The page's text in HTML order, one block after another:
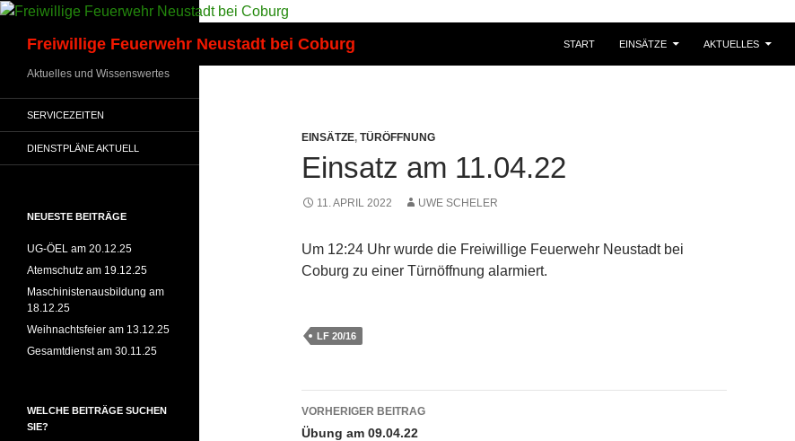
Zum
springenFreiwillige Feuerwehr Neustadt bei Coburg START EINSÄTZE AKTUELLES
EINSÄTZE, TÜRÖFFNUNG
Einsatz am 11.04.22
11. APRIL 2022 UWE SCHELER
Um 12:24 Uhr wurde die Freiwillige Feuerwehr Neustadt bei
Coburg zu einer Türnöffnung alarmiert.
LF 20/16
Beitragsnavigation
VORHERIGER BEITRAG
Übung am 09.04.22
Aktuelles und Wissenswertes
SERVICEZEITEN
DIENSTPLÄNE AKTUELL
NEUESTE BEITRÄGE
UG-ÖEL am 20.12.25
Atemschutz am 19.12.25
Maschinistenausbildung am
18.12.25
Weihnachtsfeier am 13.12.25
Gesamtdienst am 30.11.25
WELCHE BEITRÄGE SUCHEN
SIE?